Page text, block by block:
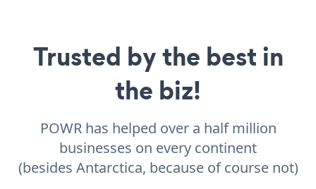
Trusted by the best in
the biz!
POWR has helped over a half million
businesses on every continent
(besides Antarctica, because of course not)